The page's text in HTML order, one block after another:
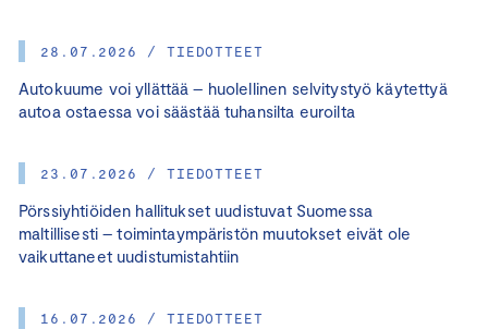
28.07.2026 / TIEDOTTEET
Autokuume voi yllättää – huolellinen selvitystyö käytettyä
autoa ostaessa voi säästää tuhansilta euroilta
23.07.2026 / TIEDOTTEET
Pörssiyhtiöiden hallitukset uudistuvat Suomessa
maltillisesti – toimintaympäristön muutokset eivät ole
vaikuttaneet uudistumistahtiin
16.07.2026 / TIEDOTTEET